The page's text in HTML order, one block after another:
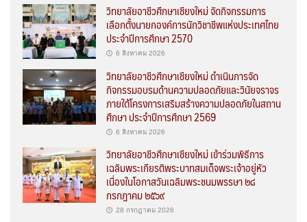
วิทยาลัยอาชีวศึกษาเชียงใหม่ จัดกิจกรรมการ
เลือกตั้งนายกองค์การนักวิชาชีพแห่งประเทศไทย
ประจำปีการศึกษา 2570
6 สิงหาคม 2026
วิทยาลัยอาชีวศึกษาเชียงใหม่ ดำเนินการจัด
กิจกรรมอบรมด้านความปลอดภัยและวินัยจราจร
ภายใต้โครงการเสริมสร้างความปลอดภัยในสถาน
ศึกษา ประจำปีการศึกษา 2569
6 สิงหาคม 2026
วิทยาลัยอาชีวศึกษาเชียงใหม่ เข้าร่วมพิธีการ
เฉลิมพระเกียรติพระบาทสมเด็จพระเจ้าอยู่หัว
เนื่องในโอกาสวันเฉลิมพระชนมพรรษา ๒๘
กรกฎาคม ๒๕๖๙
28 กรกฎาคม 2026